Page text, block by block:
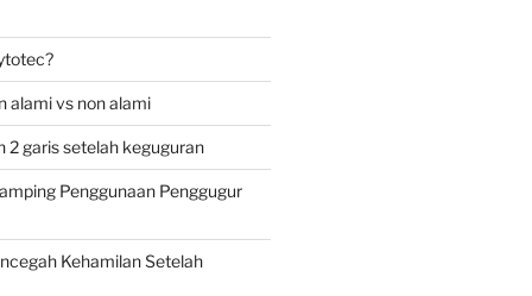
alami vs non alami
2 garis setelah keguguran
Penggunaan Penggugur
Kehamilan Setelah